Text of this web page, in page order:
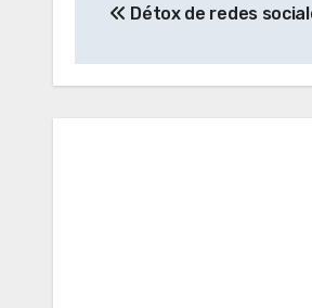
de
entradas
Détox de redes